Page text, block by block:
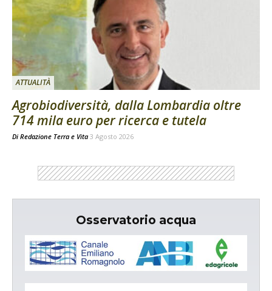
ATTUALITÀ
Agrobiodiversità, dalla Lombardia oltre
714 mila euro per ricerca e tutela
Di Redazione Terra e Vita 3 Agosto 2026
Osservatorio acqua